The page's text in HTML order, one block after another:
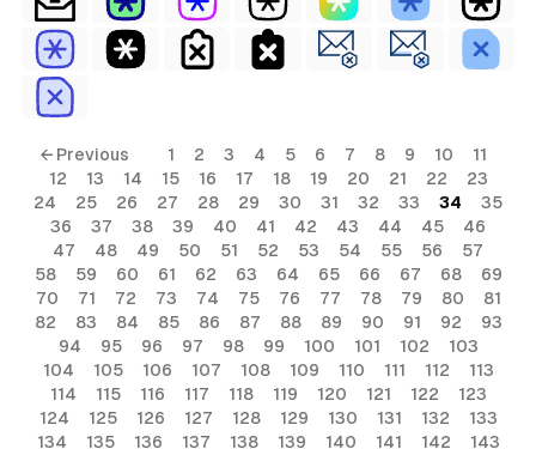
← Previous 1 2 3 4 5 6 7 8 9 10
11
12
13 14 15 16 17 18 19 20 21 22
23
24
25 26 27 28 29 30 31 32 33 34
35
36
37 38 39 40 41 42 43 44 45
46
47
48 49 50 51 52 53 54 55 56
57
58
59 60 61 62 63 64 65 66 67 68
69
70
71 72 73 74 75 76 77 78 79 80
81
82
83 84 85 86 87 88 89 90 91 92
93
94
95 96 97 98 99 100 101 102
103
104
105 106 107 108 109 110 111 112
113
114
115 116 117 118 119 120 121 122
123
124
125 126 127 128 129 130 131 132
133
134
135 136 137 138 139 140 141 142 143